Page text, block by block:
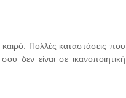
Πολλές καταστάσεις που
δεν είναι σε ικανοποιητική